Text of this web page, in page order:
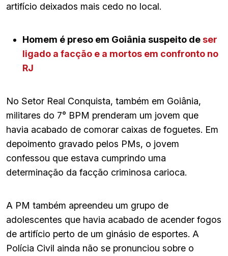
artifício deixados mais cedo no local.
Homem é preso em Goiânia suspeito de ser
ligado a facção e a mortos em confronto no
RJ
No Setor Real Conquista, também em Goiânia,
militares do 7° BPM prenderam um jovem que
havia acabado de comorar caixas de foguetes. Em
depoimento gravado pelos PMs, o jovem
confessou que estava cumprindo uma
determinação da facção criminosa carioca.
A PM também apreendeu um grupo de
adolescentes que havia acabado de acender fogos
de artifício perto de um ginásio de esportes. A
Polícia Civil ainda não se pronunciou sobre o